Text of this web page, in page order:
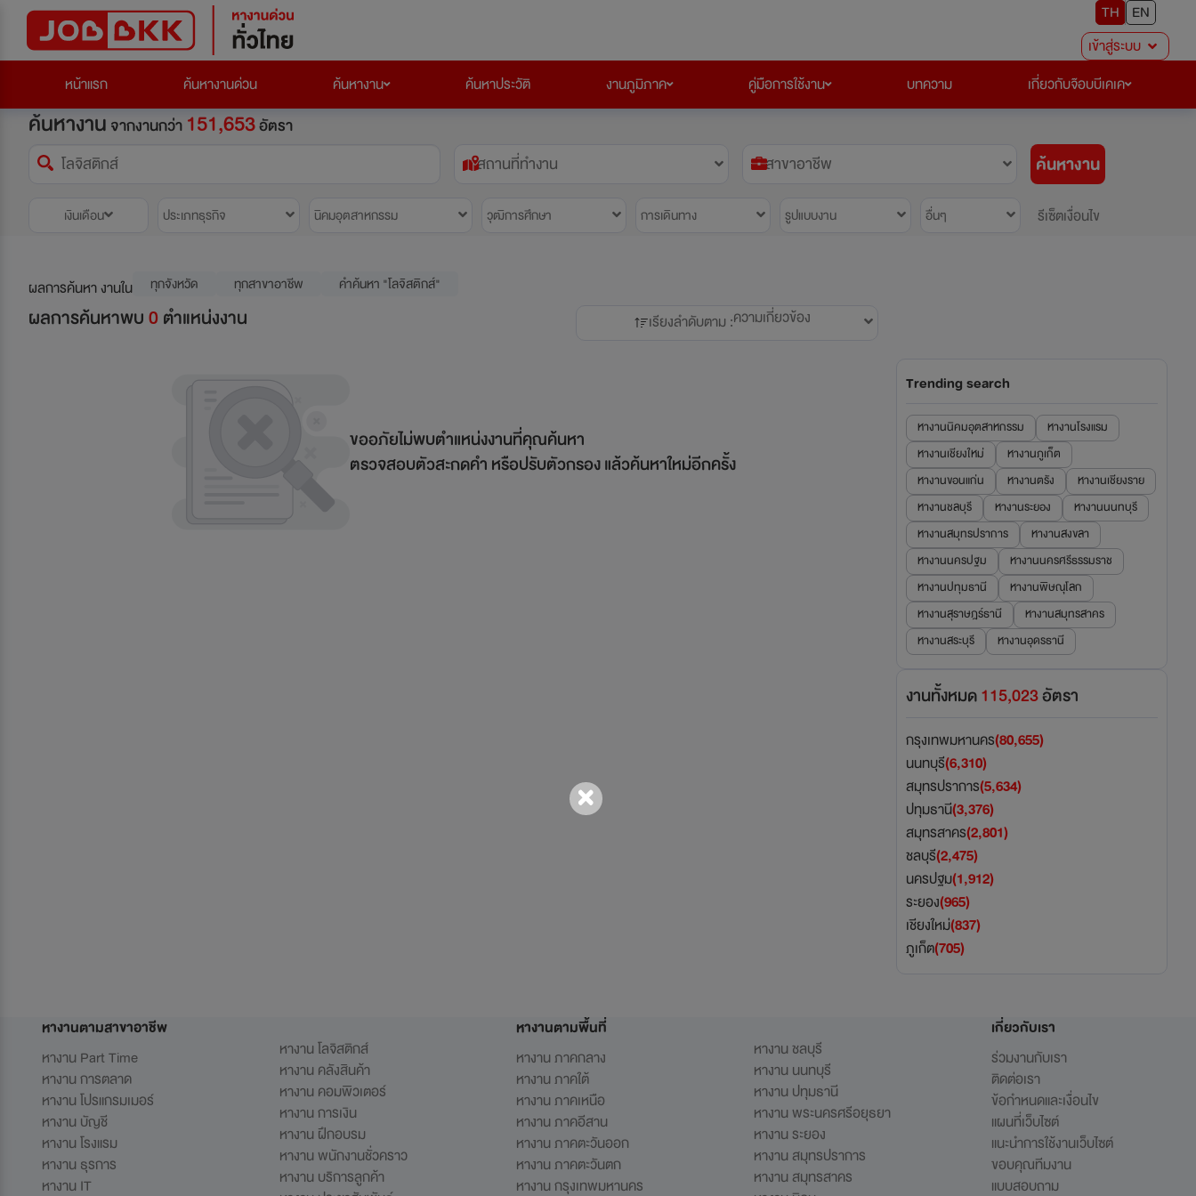
TH
EN
เข้าสู่ระบบ
หน้าแรก
ค้นหางานด่วน ค้นหางาน ค้นหาประวัติ งานภูมิภาค คู่มือการใช้งาน บทความ เกี่ยวกับจ๊อบบีเคเค
ค้นหางาน จากงานกว่า 151,653อัตรา
สถานที่ทำงาน
สาขาอาชีพ ค้นหางาน
เงินเดือน ประเภทธุรกิจ นิคมอุตสาหกรรม วุฒิการศึกษา การเดินทาง รูปแบบงาน อื่นๆ รีเซ็ตเงื่อนไข
ผลการค้นหา งานใน ทุกจังหวัด ทุกสาขาอาชีพ คำค้นหา "โลจิสติกส์"
ผลการค้นหาพบ0 ตำแหน่งงาน เรียงลำดับตาม :ความเกี่ยวข้อง
ขออภัยไม่พบตำแหน่งงานที่คุุณค้นหา
ตรวจสอบตัวสะกดคำ หรือปรับตัวกรอง แล้วค้นหาใหม่อีกครั้ง
Trending search
หางานนิคมอุตสาหกรรม
หางานโรงแรม
หางานเชียงใหม่
หางานภูเก็ต
หางานขอนแก่น
หางานตรัง
หางานเชียงราย
หางานชลบุรี
หางานระยอง
หางานนนทบุรี
หางานสมุทรปราการ
หางานสงขลา
หางานนครปฐม
หางานนครศรีธรรมราช
หางานปทุมธานี
หางานพิษณุโลก
หางานสุราษฎร์ธานี
หางานสมุทรสาคร
หางานสระบุรี
หางานอุดรธานี
งานทั้งหมด115,023อัตรา
กรุงเทพมหานคร(80,655)
นนทบุรี(6,310)
สมุทรปราการ(5,634)
ปทุมธานี(3,376)
สมุทรสาคร(2,801)
ชลบุรี(2,475)
นครปฐม(1,912)
ระยอง(965)
เชียงใหม่(837)
ภูเก็ต(705)
หางานตามสาขาอาชีพ
หางาน Part Time
หางาน การตลาด
หางาน โปรแกรมเมอร์
หางาน บัญชี
หางาน โรงแรม
หางาน ธุรการ
หางาน IT
หางาน โลจิสติกส์
หางาน คลังสินค้า
หางาน คอมพิวเตอร์
หางาน การเงิน
หางาน ฝึกอบรม
หางาน พนักงานชั่วคราว
หางาน บริการลูกค้า
หางานตามพื้นที่
หางาน ภาคกลาง
หางาน ภาคใต้
หางาน ภาคเหนือ
หางาน ภาคอีสาน
หางาน ภาคตะวันออก
หางาน ภาคตะวันตก
หางาน กรุงเทพมหานคร
หางาน ชลบุรี
หางาน นนทบุรี
หางาน ปทุมธานี
หางาน พระนครศรีอยุธยา
หางาน ระยอง
หางาน สมุทรปราการ
หางาน สมุทรสาคร
เกี่ยวกับเรา
ร่วมงานกับเรา
ติดต่อเรา
ข้อกำหนดและเงื่อนไข
แผนที่เว็บไซต์
แนะนำการใช้งานเว็บไซต์
ขอบคุณทีมงาน
แบบสอบถาม